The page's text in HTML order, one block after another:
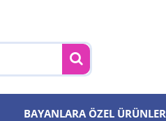
BAYANLARA ÖZEL ÜRÜNLER